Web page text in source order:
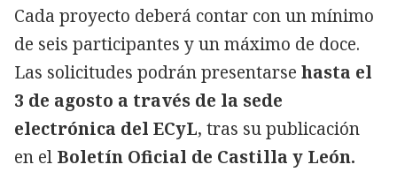
Cada proyecto deberá contar con un mínimo
de seis participantes y un máximo de doce.
Las solicitudes podrán presentarse hasta el
3 de agosto a través de la sede
electrónica del ECyL, tras su publicación
en el Boletín Oficial de Castilla y León.